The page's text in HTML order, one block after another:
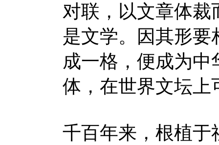
对联，以文章体
是文学。因其形
成一格，便成为
体，在世界文坛上
千百年来，根植于